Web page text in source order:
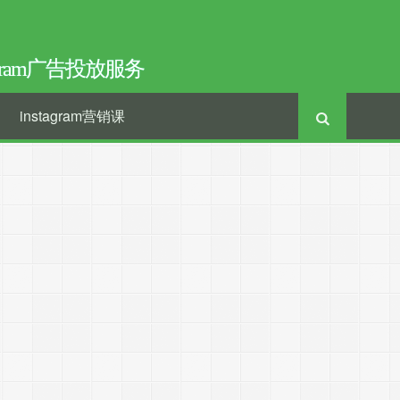
广告投放服务
instagram营销课